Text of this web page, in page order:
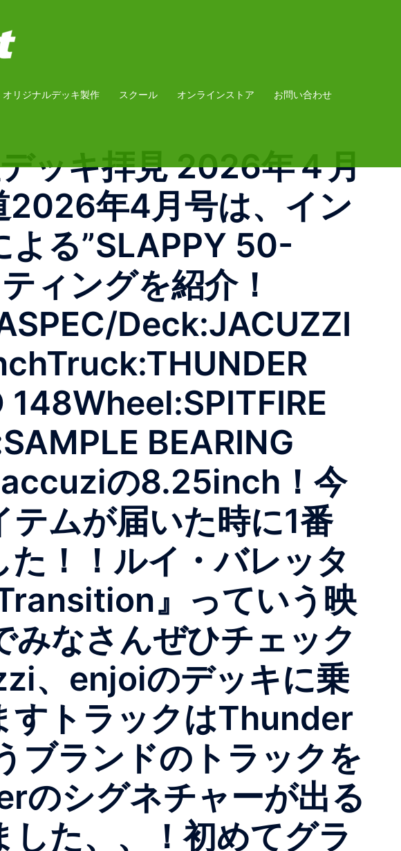
オリジナルデッキ製作 スクール オンラインストア お問い合わせ
ッキ拝見 2026年４月
2026年4月号は、イン
よる”SLAPPY 50-
ィングを紹介！
Deck:JACUZZI
148Wheel:SPITFIRE
BEARING
の8.25inch！今
ムが届いた時に1番
！！ルイ・バレッタ
』っていう映
なさんぜひチェック
、enjoiのデッキに乗
すトラックはThunder
ブランドのトラックを
のシグネチャーが出る
た、、！初めてグラ